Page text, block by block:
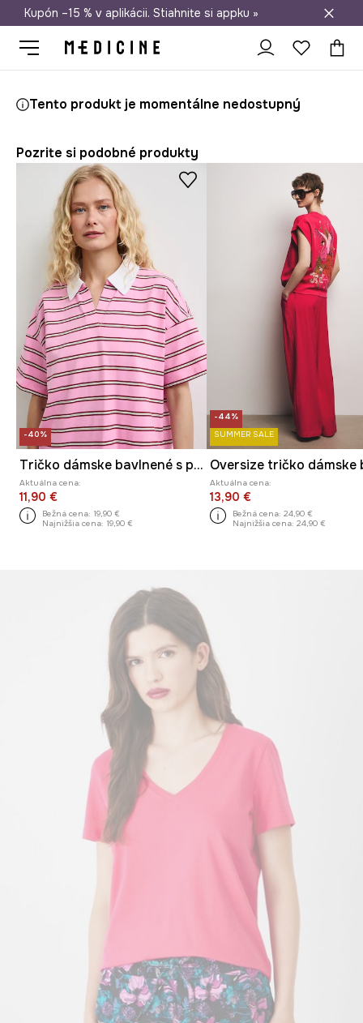
Doprava zadarmo od 50 €
Kupón –15 % v aplikácii. Stiahnite si appku »
Tento produkt je momentálne nedostupný
Pozrite si podobné produkty
-40%
Tričko dámske bavlnené s pásikavým vzorom
Aktuálna cena:
11,90 €
Bežná cena: 19,90 €
Najnižšia cena: 19,90 €
-44%
SUMMER SALE
Aktuálna cena:
13,90 €
Bežná cena: 24,90 €
Najnižšia cena: 24,90 €